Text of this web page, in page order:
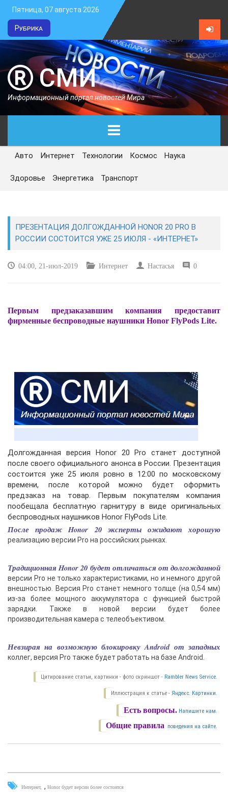
Пятница, 07 августа 2026
Рубрика
СМИ
Информационный портал новостей Мира
ГЛАВНАЯ
СЕГОДНЯ
ЭКОНОМИКА
ВОЕННЫЕ ДЕЙСТВИЯ
Авто Интернет Технологии Космос Наука
Здоровье Энергетика Транспорт
ПРЕЗЕНТАЦИЯ ДОЛГОЖДАННОЙ HONOR 20 PRO В
РОССИИ СОСТОИТСЯ УЖЕ 25 ИЮЛЯ - «ИНТЕРНЕТ»
04:00, 21-июл-2019 Интернет Настасья 0
Первым предзаказавшим компания предоставит
фирменные беспроводные наушники Honor FlyPods Lite.
Долгожданная версия Honor 20 Pro станет доступной
после своего официального анонса в России. Презентация
состоится уже 25 июля ровно в 12:00 по московскому
времени, после которой можно будет оформить
предзаказ на товар. Первым покупателям компания
пообещала бесплатную гарнитуру в виде оригинальных
беспроводных наушников Honor FlyPods Lite.
После продаж Honor 20 эксперты ожидают хорошую
реализацию версии Pro на российских рынках.
Традиционная Honor 20 будет отличаться от долгожданной
версии Pro не только характеристиками, но и немного другой
внешностью. Версия Pro станет немного толще (на 0,54 мм)
из-за более мощного аккумулятора с функцией быстрой
зарядки. Также в новой версии будет более
производительная камера с телеобъективом.
Невзирая на возможную блокировку Android от западных
коллег, версия Pro также будет работать на базе Android.
Цитирование статьи, картинки - фото скриншот - Rambler News Service.
Иллюстрация к статье - Яндекс. Картинки.
Есть вопросы. Напишите нам.
Общие правила поведения на сайте.
Интернет , Honor будет версии более состоится